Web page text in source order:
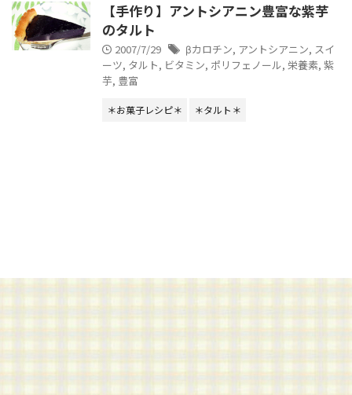
【手作り】アントシアニン豊富な紫芋
のタルト
2007/7/29 βカロチン, アントシアニン, スイ
ーツ, タルト, ビタミン, ポリフェノール, 栄養素, 紫
芋, 豊富
＊お菓子レシピ＊ ＊タルト＊